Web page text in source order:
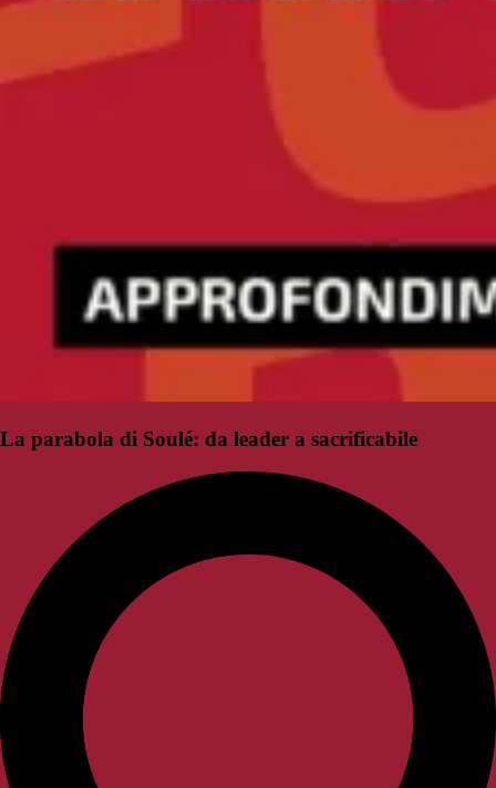
La parabola di Soulé: da leader a sacrificabile